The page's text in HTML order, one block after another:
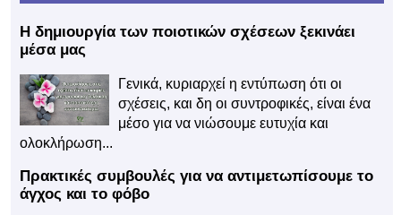
Η δημιουργία των ποιοτικών σχέσεων ξεκινάει
μέσα μας
Γενικά, κυριαρχεί η εντύπωση ότι οι
σχέσεις, και δη οι συντροφικές, είναι ένα
μέσο για να νιώσουμε ευτυχία και
ολοκλήρωση...
Πρακτικές συμβουλές για να αντιμετωπίσουμε το
άγχος και το φόβο